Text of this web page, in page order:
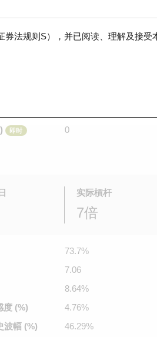
法规则S），并已阅读、理解及接受
即时 0
实际槓杆
7倍
73.7%
7.06
8.64%
度 (%)
4.76%
波幅 (%)
46.29%